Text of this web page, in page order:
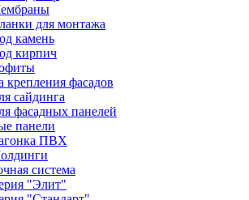
для монтажа
камень
кирпич
крепления фасадов
сайдинга
фасадных панелей
панели
ПВХ
система
"Элит"